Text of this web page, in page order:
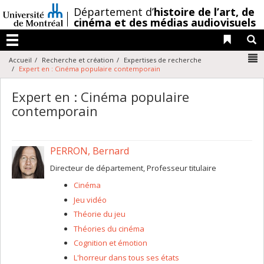
au
contenu
/Département d’histoire de l’art, de
cinéma et des médias audiovisuels
Menu
Liens
Accueil Recherche et création
Expertises de recherche
Expert en : Cinéma populaire contemporain
Expert en : Cinéma populaire
contemporain
PERRON, Bernard
Directeur de département, Professeur titulaire
Cinéma
Jeu vidéo
Théorie du jeu
Théories du cinéma
Cognition et émotion
L'horreur dans tous ses états